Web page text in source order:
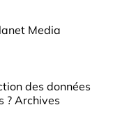
Media
des données
? Archives